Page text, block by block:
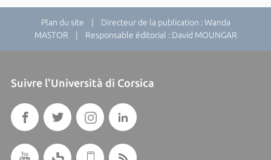
Plan du site | Directeur de la publication : Wanda
MASTOR | Responsable éditorial : David MOUNGAR
Suivre l'Università di Corsica